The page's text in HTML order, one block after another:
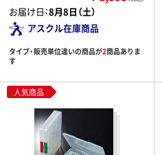
お届け日：8月8日（土）
アスクル在庫商品
タイプ・販売単位違いの商品が2商品ありま
す
人気商品